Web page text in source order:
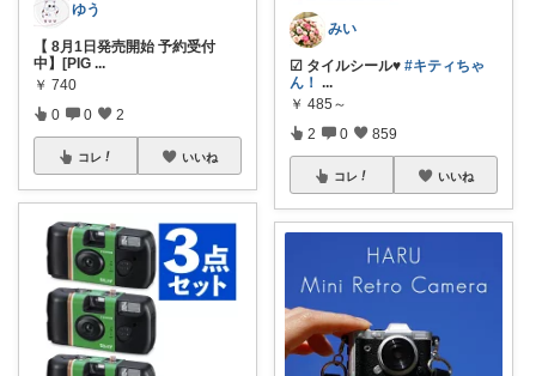
ゆう
【 8月1日発売開始 予約受付
中】[PIG ...
￥ 740
0 0 2
コレ いいね
みい
☑︎ タイルシール♥ #キティちゃ
ん！ ...
￥ 485～
2 0 859
コレ いいね